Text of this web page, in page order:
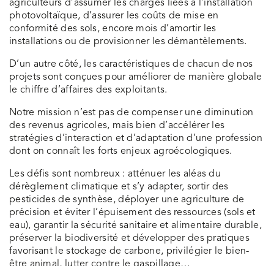
agriculteurs d’assumer les charges liées à l’installation
photovoltaïque, d’assurer les coûts de mise en
conformité des sols, encore mois d’amortir les
installations ou de provisionner les démantèlements.
D’un autre côté, les caractéristiques de chacun de nos
projets sont conçues pour améliorer de manière globale
le chiffre d’affaires des exploitants.
Notre mission n’est pas de compenser une diminution
des revenus agricoles, mais bien d’accélérer les
stratégies d’interaction et d’adaptation d’une profession
dont on connaît les forts enjeux agroécologiques.
Les défis sont nombreux : atténuer les aléas du
dérèglement climatique et s’y adapter, sortir des
pesticides de synthèse, déployer une agriculture de
précision et éviter l’épuisement des ressources (sols et
eau), garantir la sécurité sanitaire et alimentaire durable,
préserver la biodiversité et développer des pratiques
favorisant le stockage de carbone, privilégier le bien-